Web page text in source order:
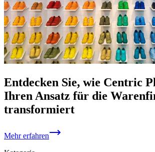
Entdecken Sie, wie Centric
Ihren Ansatz für die
transformiert
Mehr erfahren